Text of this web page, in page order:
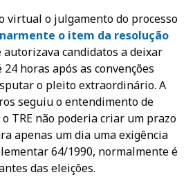
virtual o julgamento do processo
o item da resolução
autorizava candidatos a deixar
horas após as convenções
o pleito extraordinário. A
seguiu o entendimento de
TRE não poderia criar um prazo
apenas um dia uma exigência
64/1990, normalmente é
das eleições.